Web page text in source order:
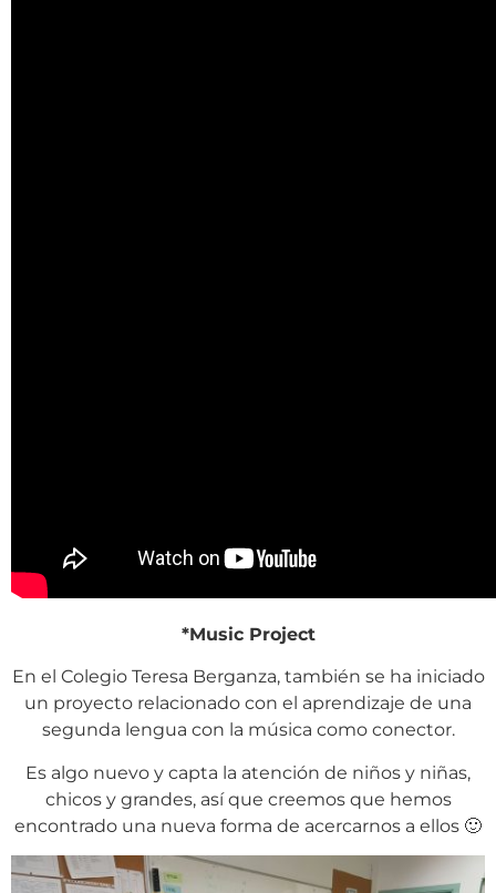
*Music Project
En el Colegio Teresa Berganza, también se ha iniciado
un proyecto relacionado con el aprendizaje de una
segunda lengua con la música como conector.
Es algo nuevo y capta la atención de niños y niñas,
chicos y grandes, así que creemos que hemos
encontrado una nueva forma de acercarnos a ellos 🙂